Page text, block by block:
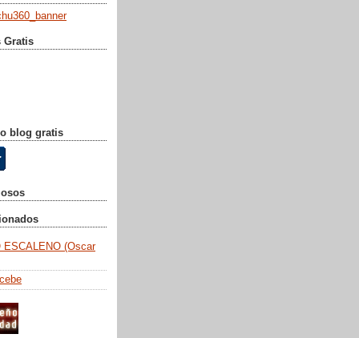
Gratis
blog gratis
ESCALENO (Oscar